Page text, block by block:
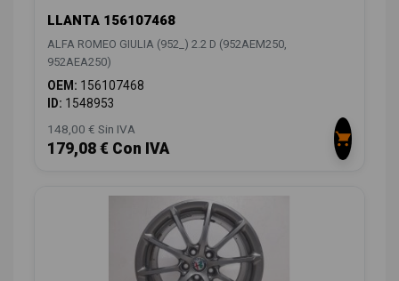
LLANTA 156107468
ALFA ROMEO GIULIA (952_) 2.2 D (952AEM250,
952AEA250)
OEM: 156107468
ID: 1548953
148,00 € Sin IVA
179,08 € Con IVA